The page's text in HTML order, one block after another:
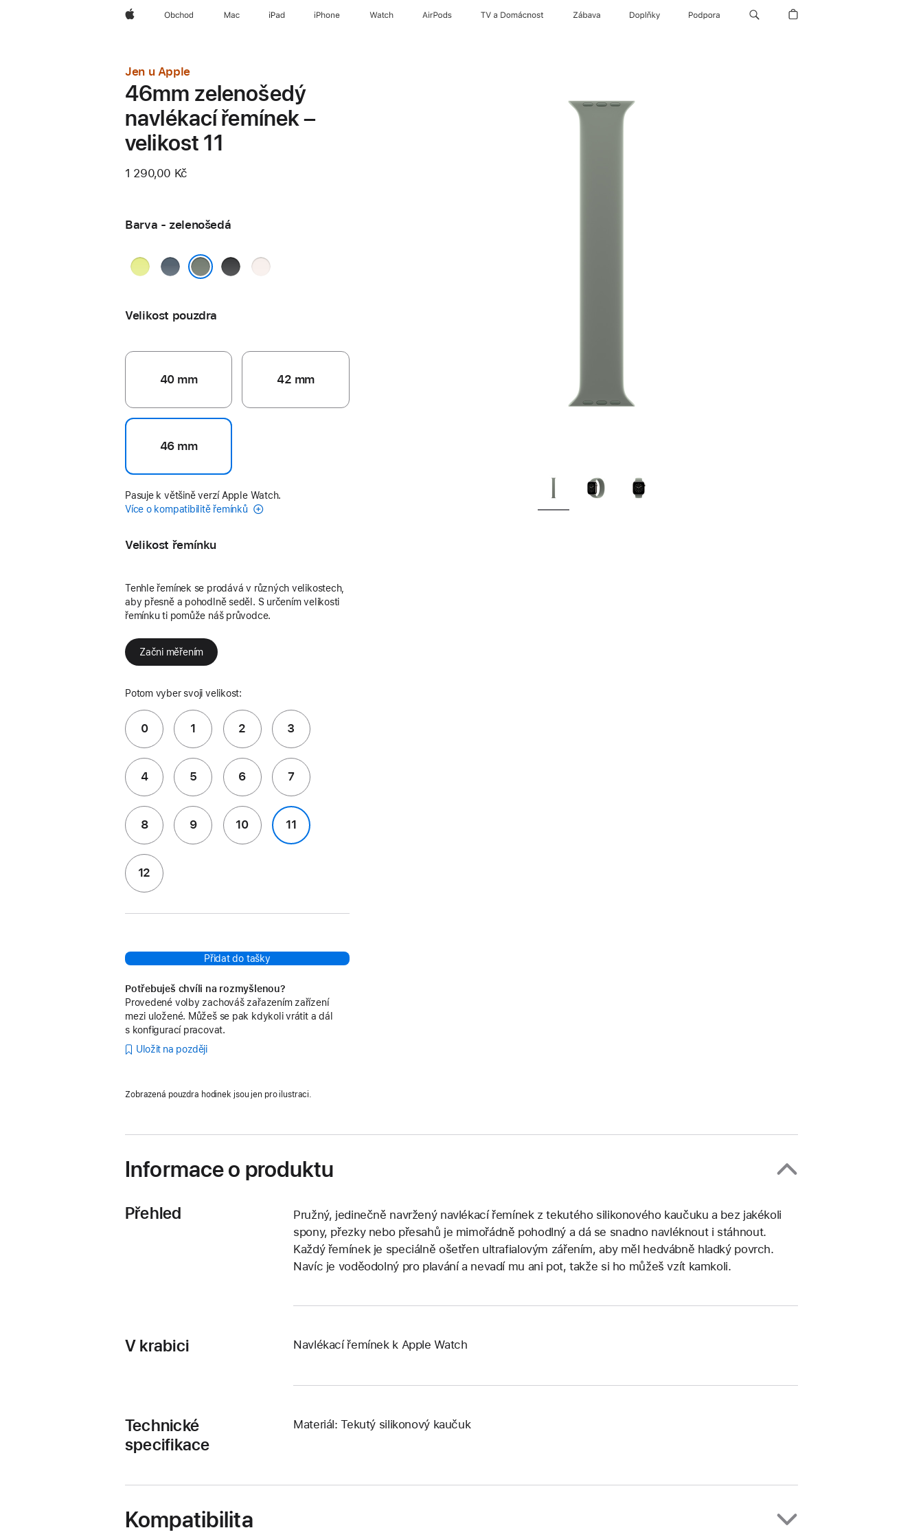
AppleObchod Mac iPad iPhone Watch AirPods TV a Domácnost Zábava Doplňky Podpora
Jen u Apple
46mm zelenošedý
navlékací řemínek –
velikost 11
1 290,00 Kč
Barva - zelenošedá
neonověocelově
černá světle
Velikost pouzdra
40 mm 42 mm
46 mm
Pasuje k většině verzí Apple Watch.
Více o kompatibilitě řemínků
Velikost řemínku
Tenhle řemínek se prodává v různých velikostech,
aby přesně a pohodlně seděl. S určením velikosti
řemínku ti pomůže náš průvodce.
Začni měřením
Potom vyber svoji velikost:
0 1 2 3
4 5 6 7
8 9 10 11
12
Přidat do tašky
Potřebuješ chvíli na rozmyšlenou?
Provedené volby zachováš zařazením zařízení
mezi uložené. Můžeš se pak kdykoli vrátit a dál
s konfigurací pracovat.
Uložit na později
Zobrazená pouzdra hodinek jsou jen pro ilustraci.
Informace o produktu
Přehled
Pružný, jedinečně navržený navlékací řemínek z tekutého silikonového kaučuku a bez jakékoli
spony, přezky nebo přesahů je mimořádně pohodlný a dá se snadno navléknout i stáhnout.
Každý řemínek je speciálně ošetřen ultrafialovým zářením, aby měl hedvábně hladký povrch.
Navíc je voděodolný pro plavání a nevadí mu ani pot, takže si ho můžeš vzít kamkoli.
V krabici Navlékací řemínek k Apple Watch
Technické
specifikace
Materiál: Tekutý silikonový kaučuk
Kompatibilita